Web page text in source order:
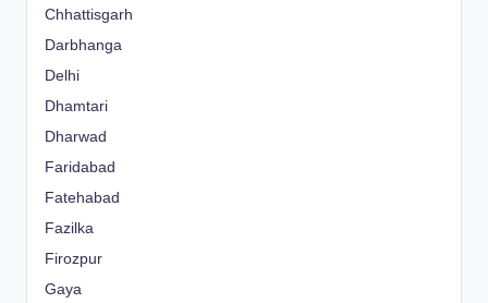
Chhattisgarh
Darbhanga
Delhi
Dhamtari
Dharwad
Faridabad
Fatehabad
Fazilka
Firozpur
Gaya